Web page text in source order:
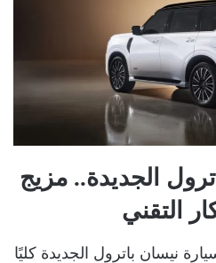
الجديدة.. مزيج
التقني
نيسان باترول الجديدة كليًا